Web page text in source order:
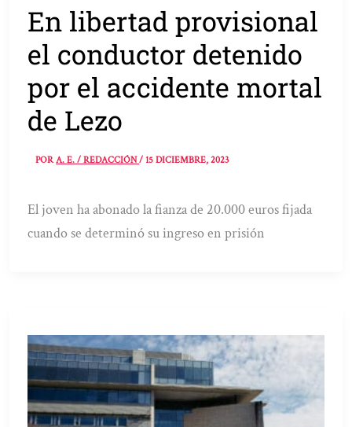
En libertad provisional
el conductor detenido
por el accidente mortal
de Lezo
PORA. E. / REDACCIÓN/15 DICIEMBRE, 2023
El joven ha abonado la fianza de 20.000 euros fijada
cuando se determinó su ingreso en prisión